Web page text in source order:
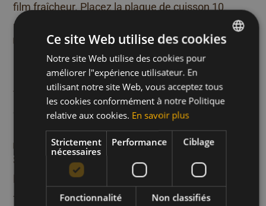
film fraîcheur. Placez la plaque de cuisson 10
minutes au frigo.
Étape 5
Préchauffez le four à 220 degrés. Graissez le
moule à muffins et sortez les rouleaux de pâte
feuilletée du frigo. Coupez-les en 4 et formez des
coupelles. Placez les coupelles dans le moule à
muffins et pressez les bords.
Étape 6
Sortez la crème à la vanille du frigo et répartissez-
la dans les coupelles. Enfournez 20 minutes au
four préchauffé jusqu’à ce que le dessus soit bien
ENGLISH
Ce site Web utilise des cookies
Notre site Web utilise des cookies pour
améliorer l"expérience utilisateur. En
utilisant notre site Web, vous acceptez tous
les cookies conformément à notre Politique
relative aux cookies. En savoir plus
Strictement
nécessaires
Performance Ciblage
Fonctionnalité Non classifiés